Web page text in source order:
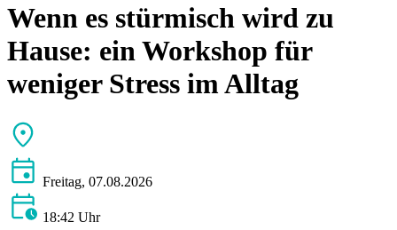
Wenn es stürmisch wird zu
Hause: ein Workshop für
weniger Stress im Alltag
Freitag, 07.08.2026
18:42 Uhr